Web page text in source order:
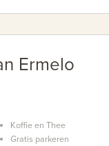
Ermelo
Koffie en Thee
Gratis parkeren